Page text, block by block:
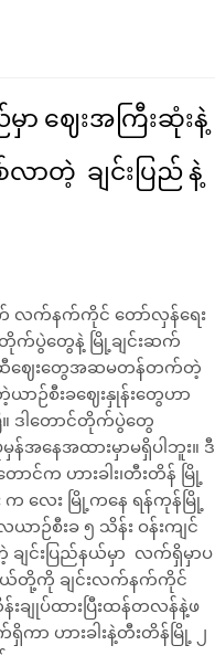
မှာ ဈေးအကြီးဆုံးနဲ့
ာတဲ့ ချင်းပြည် နဲ့
ာက် လက်နက်ကိုင် တော်လှန်ရေး
တိုက်ပွဲတွေနဲ့ မြို့ချင်းဆက်
ဆီဈေးတွေအဆမတန်တက်တဲ့
ယာဉ်စီးခဈေးနှုန်းတွေဟာ
။ ဒါတောင်တိုက်ပွဲတွေ
န်အနေအထားမှာမရှိပါဘူး။ ဒီ
ာင်က ဟားခါး၊တီးတိန် မြို့
က လေး မြို့ကနေ ရန်ကုန်မြို့
ာဉ်စီးခ ၅ သိန်း ဝန်းကျင်
ချင်းပြည်နယ်မှာ လက်ရှိမှာပ
ယ်တို့ကို ချင်းလက်နက်ကိုင်
ချုပ်ထားပြီးထန်တလန်နဲ့ဖ
ကာ ဟားခါးနဲ့တီးတိန်မြို့ ၂